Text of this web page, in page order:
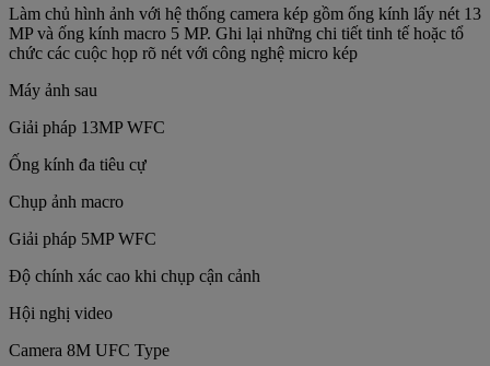
Làm chủ hình ảnh với hệ thống camera kép gồm ống kính lấy nét 13
MP và ống kính macro 5 MP. Ghi lại những chi tiết tinh tế hoặc tổ
chức các cuộc họp rõ nét với công nghệ micro kép
Máy ảnh sau
Giải pháp 13MP WFC
Ống kính đa tiêu cự
Chụp ảnh macro
Giải pháp 5MP WFC
Độ chính xác cao khi chụp cận cảnh
Hội nghị video
Camera 8M UFC Type